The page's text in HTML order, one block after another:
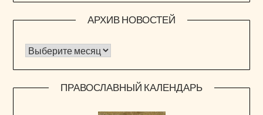
АРХИВ НОВОСТЕЙ
Архив новостей
ПРАВОСЛАВНЫЙ КАЛЕНДАРЬ